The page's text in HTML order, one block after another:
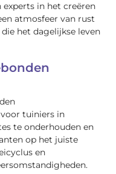
in het creëren
atmosfeer van rust
het dagelijkse leven
tuiniers in
te onderhouden en
op het juiste
en